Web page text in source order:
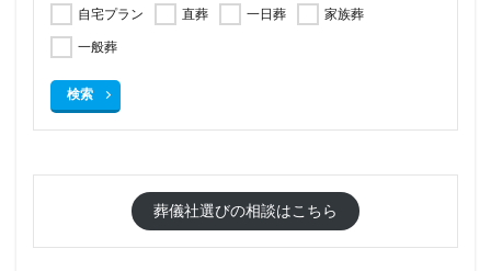
自宅プラン 直葬 一日葬
家族葬
一般葬
検索
葬儀社選びの相談はこちら